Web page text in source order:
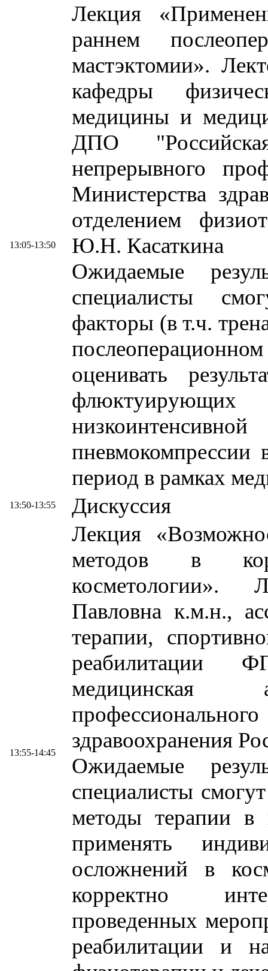
13:05-13:50
Лекция
раннем
мастэктомии».
кафедры
медицины и
ДПО
непрерывного
Министерства
отделением
Ю.Н. Касаткина
Ожидаемые
специалисты
факторы (в т.ч.
оценивать
флюктуирующих
пневмокомпрессии
период в рамках
13:50-13:55 Дискуссия
13:55-14:45
Лекция
методов в
косметологии».
Павловна к.м.н.,
терапии,
реабилитации
медицинская
здравоохранения
Ожидаемые
специалисты
методы терапии в
применять
осложнений в
корректно
проведенных
реабилитации и